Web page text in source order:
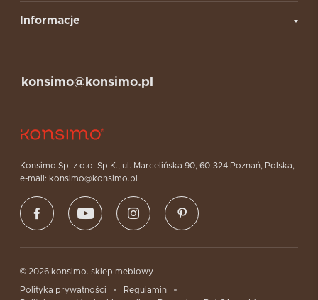
Informacje
Konsimo Sp. z o.o. Sp.K., ul. Marcelińska 90, 60-324 Poznań, Polska,
e-mail: konsimo@konsimo.pl
konsimo@konsimo.pl
© 2026 konsimo. sklep meblowy
Polityka prywatności
Regulamin